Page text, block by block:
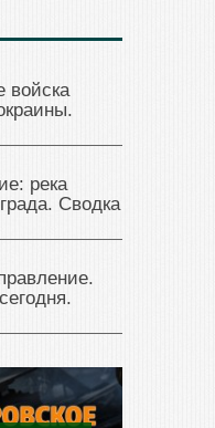
войска
река
Сводка